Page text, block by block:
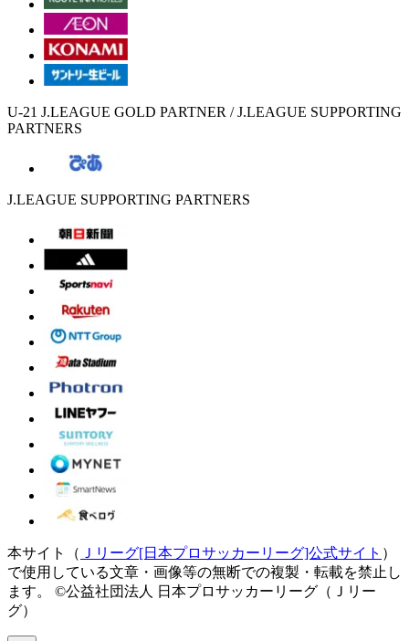
U-21 J.LEAGUE GOLD PARTNER / J.LEAGUE SUPPORTING
PARTNERS
J.LEAGUE SUPPORTING PARTNERS
本サイト（ Ｊリーグ[日本プロサッカーリーグ]公式サイト ）
で使用している文章・画像等の無断での複製・転載を禁止し
ます。
©公益社団法人 日本プロサッカーリーグ（Ｊリー
グ）